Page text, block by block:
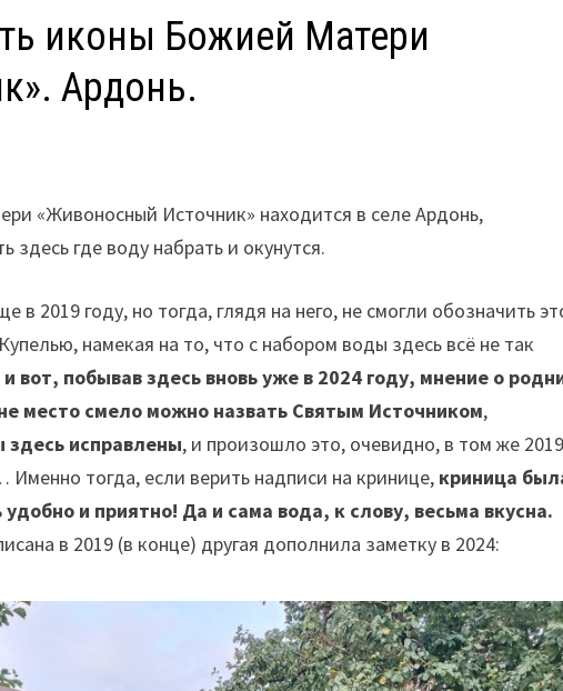
иконы Божией Матери
Ардонь.
«Живоносный Источник» находится в селе Ардонь,
здесь где воду набрать и окунутся.
2019 году, но тогда, глядя на него, не смогли обозначить
намекая на то, что с набором воды здесь всё не так
вот, побывав здесь вновь уже в 2024 году, мнение о
место смело можно назвать Святым Источником,
исправлены, и произошло это, очевидно, в том же
тогда, если верить надписи на кринице, криница
и приятно! Да и сама вода, к слову, весьма вкусна.
в 2019 (в конце) другая дополнила заметку в 2024: